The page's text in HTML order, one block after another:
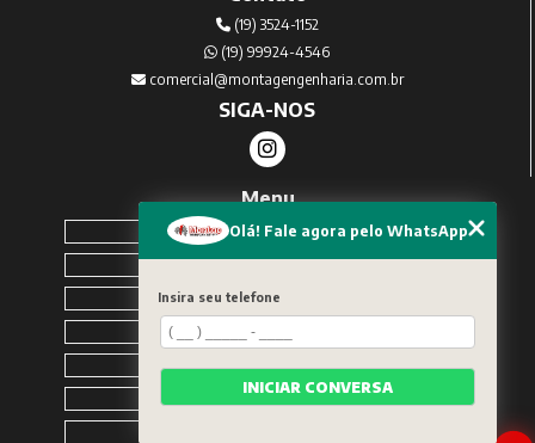
(19) 3524-1152
(19) 99924-4546
comercial@montagengenharia.com.br
SIGA-NOS
Menu
Home
Sobre Nós
Serviços
Contato
Solicite um orçamento
Olá! Fale agora pelo WhatsApp
Insira seu telefone
INICIAR CONVERSA